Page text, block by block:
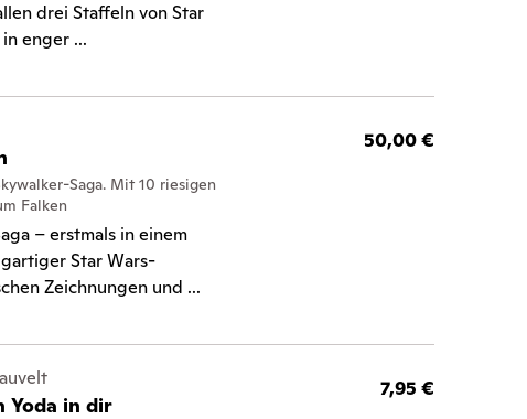
drei Staffeln von Star
enger ...
Saga. Mit 10 riesigen
Falken
– erstmals in einem
Star Wars-
Zeichnungen und ...
50,00 €
Yoda in dir
7,95 €